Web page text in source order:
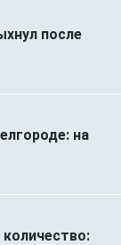
после
на